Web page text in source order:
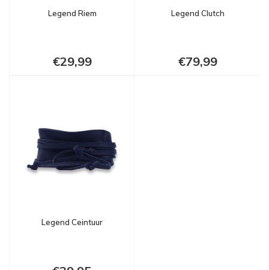
Legend Riem
€29,99
Legend Clutch
€79,99
Legend Ceintuur